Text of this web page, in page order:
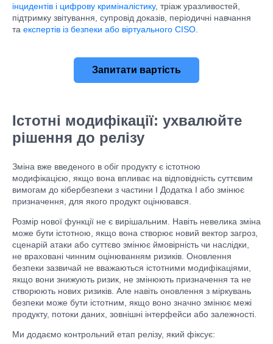
інцидентів і цифрову криміналістику, тріаж уразливостей,
підтримку звітування, супровід доказів, періодичні навчання
та експертів із безпеки або віртуального CISO
Запитати вартість
Істотні модифікації: ухвалюйте
рішення до релізу
Зміна вже введеного в обіг продукту є істотною
модифікацією, якщо вона впливає на відповідність суттєвим
вимогам до кібербезпеки з частини I Додатка I або змінює
призначення, для якого продукт оцінювався.
Розмір нової функції не є вирішальним. Навіть невелика зміна
може бути істотною, якщо вона створює новий вектор загроз,
сценарій атаки або суттєво змінює ймовірність чи наслідки,
не враховані чинним оцінюванням ризиків. Оновлення
безпеки зазвичай не вважаються істотними модифікаціями,
якщо вони знижують ризик, не змінюють призначення та не
створюють нових ризиків. Але навіть оновлення з міркувань
безпеки може бути істотним, якщо воно значно змінює межі
продукту, потоки даних, зовнішні інтерфейси або залежності.
Ми додаємо контрольний етап релізу, який фіксує: